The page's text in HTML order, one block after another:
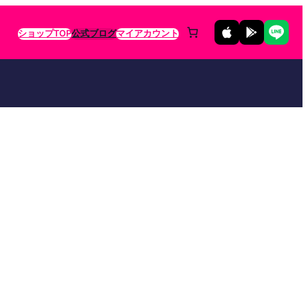
ショップTOP公式ブログマイアカウント